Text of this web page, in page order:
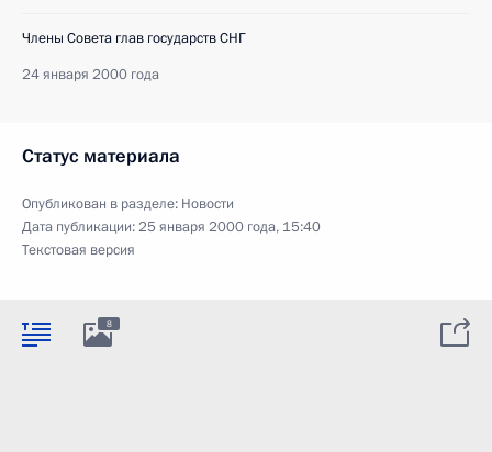
Члены Совета глав государств СНГ
24 января 2000 года
Статус материала
Опубликован в разделе: Новости
Дата публикации:25 января 2000 года, 15:40
Текстовая версия
8